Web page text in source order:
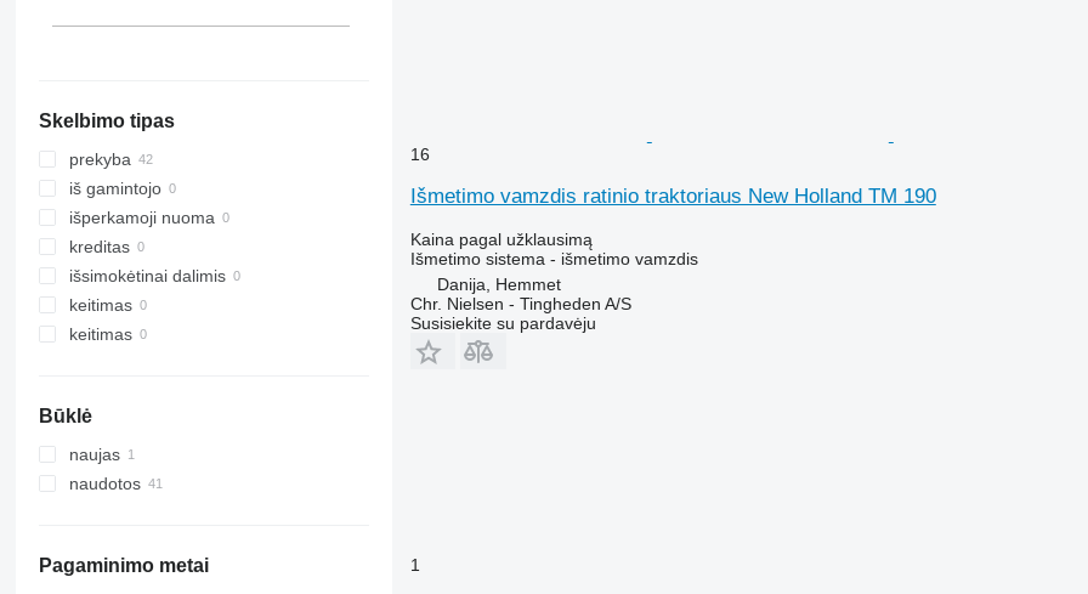
Skelbimo tipas
prekyba
iš gamintojo
išperkamoji nuoma
kreditas
išsimokėtinai dalimis
keitimas
keitimas
Būklė
naujas
naudotos
Pagaminimo metai
16
Išmetimo vamzdis ratinio traktoriaus New Holland TM 190
Kaina pagal užklausimą
Išmetimo sistema - išmetimo vamzdis
Danija, Hemmet
Chr. Nielsen - Tingheden A/S
Susisiekite su pardavėju
1